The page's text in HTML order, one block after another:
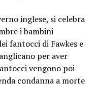
inglese, si celebra
i bambini
fantocci di Fawkes e
per aver
vengono poi
condanna a morte